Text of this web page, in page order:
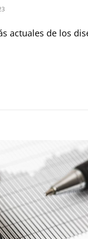
actuales de los